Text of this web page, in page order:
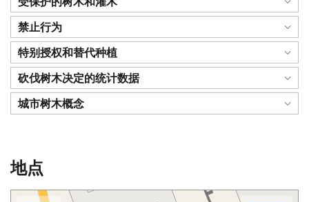
禁止行为
特别授权和替代种植
砍伐树木决定的统计数据
城市树木概念
地点